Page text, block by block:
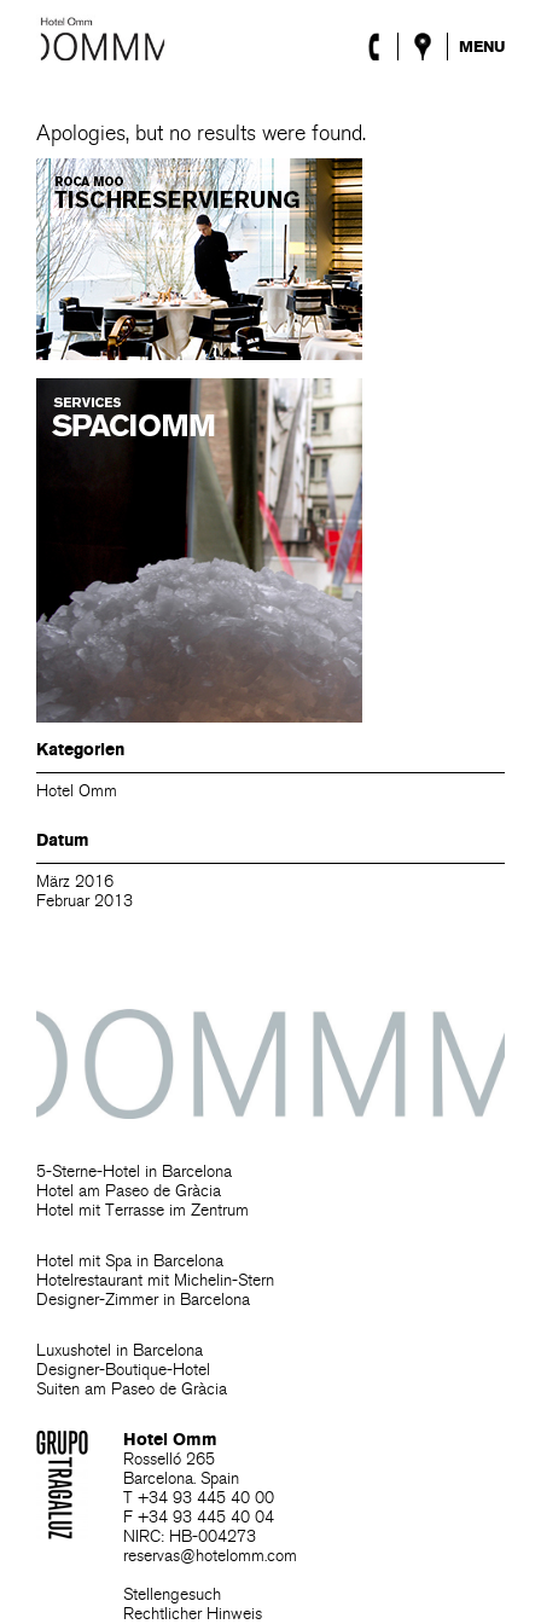
MENU
Zimmer
Roca Barcelona
Spa
Terrasse
Lobby
Events
Sonderangebote
Blog
Standort
ENG / ESP / CAT
Apologies, but no results were found.
Kategorien
Hotel Omm
Datum
März 2016
Februar 2013
5-Sterne-Hotel in Barcelona
Hotel am Paseo de Gràcia
Hotel mit Terrasse im Zentrum
Hotel mit Spa in Barcelona
Hotelrestaurant mit Michelin-Stern
Designer-Zimmer in Barcelona
Luxushotel in Barcelona
Designer-Boutique-Hotel
Suiten am Paseo de Gràcia
Hotel Omm
Rosselló 265
Barcelona. Spain
T +34 93 445 40 00
F +34 93 445 40 04
NIRC: HB-004273
reservas@hotelomm.com
Stellengesuch
Rechtlicher Hinweis